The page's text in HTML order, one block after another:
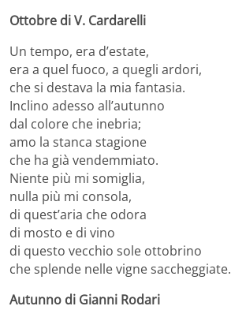
Ottobre di V. Cardarelli
Un tempo, era d’estate,
era a quel fuoco, a quegli ardori,
che si destava la mia fantasia.
Inclino adesso all’autunno
dal colore che inebria;
amo la stanca stagione
che ha già vendemmiato.
Niente più mi somiglia,
nulla più mi consola,
di quest’aria che odora
di mosto e di vino
di questo vecchio sole ottobrino
che splende nelle vigne saccheggiate.
Autunno di Gianni Rodari